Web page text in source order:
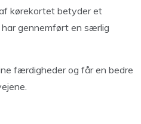
kørekortet betyder et
gennemført en særlig
færdigheder og får en bedre